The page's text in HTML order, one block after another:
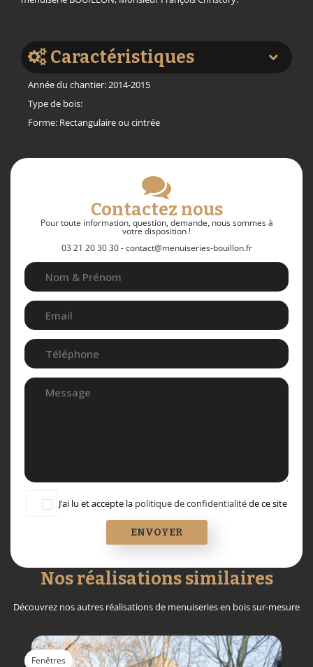
Caractéristiques
Année du chantier: 2014-2015
Type de bois:
Forme: Rectangulaire ou cintrée
Contactez nous
Pour toute information, question, demande, nous sommes à
votre disposition !
03 21 20 30 30 - contact@menuiseries-bouillon.fr
J’ai lu et accepte la politique de confidentialitéde ce site
Nos réalisations similaires
Découvrez nos autres réalisations de menuiseries en bois sur-mesure
Fenêtres